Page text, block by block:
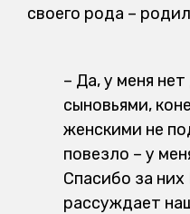
своего рода –
– Да, у меня нет
сыновьями,
женскими не
повезло – у
Спасибо за
рассуждает